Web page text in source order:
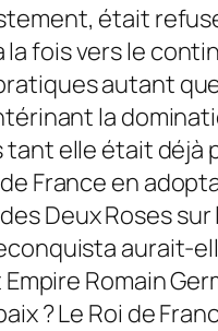
était
fois vers le
autant
la
elle était déjà
France en
Deux Roses
aurait-
Romain
? Le Roi de